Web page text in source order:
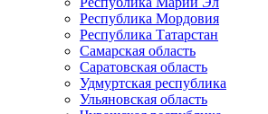
Республика Мордовия
Республика Татарстан
Самарская область
Саратовская область
Удмуртская республика
Ульяновская область